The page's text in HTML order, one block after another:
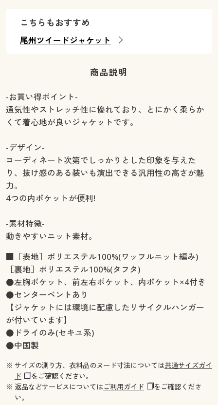
こちらもおすすめ
尾州ツイードジャケット
商品説明
-お買い得ポイント-
通気性やストレッチ性に優れており、とにかく柔らか
くて着心地が良いジャケットです。
-デザイン-
コーディネート次第でしっかりとした印象を与えた
り、抜け感のある装いも演出できる汎用性の高さが魅
力。
4つの内ポケットが便利!
-素材特徴-
動きやすいニット素材。
■［表地］ポリエステル100%(ワッフルニット編み)
［裏地］ポリエステル100%(タフタ)
●左胸ポケット、前左右ポケット、内ポケット×4付き
●センターベントあり
【ジャケットには環境に配慮したリサイクルハンガー
が付いています】
●ドライのみ(セキユ系)
●中国製
※ サイズの測り方、衣料品のヌード寸法については共通サイズガイ
ド
をご確認ください。
※ 返品などサービスについてはご利用ガイド
をご確認くださ
い。